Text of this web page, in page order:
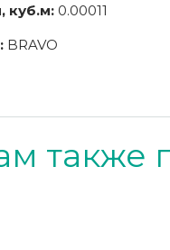
куб.м: 0.00011
BRAVO
также